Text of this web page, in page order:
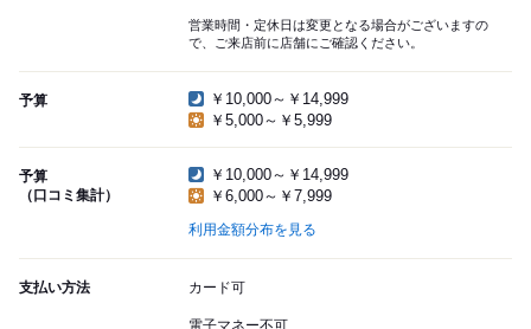
営業時間・定休日は変更となる場合がございますの
で、ご来店前に店舗にご確認ください。
予算
￥10,000～￥14,999
￥5,000～￥5,999
予算
（口コミ集計）
￥10,000～￥14,999
￥6,000～￥7,999
利用金額分布を見る
支払い方法 カード可
電子マネー不可